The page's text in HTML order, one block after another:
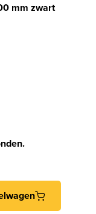
mm zwart
zwart gelakt